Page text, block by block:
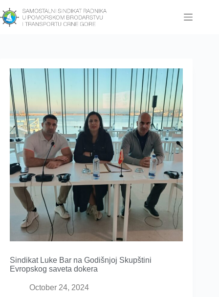
Sindikat Luke Bar na Godišnjoj Skupštini
Evropskog saveta dokera
October 24, 2024